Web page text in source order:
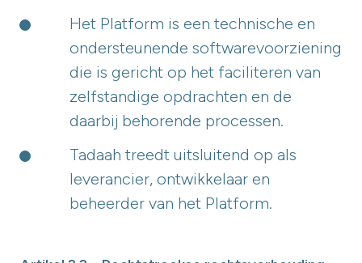
Het Platform is een technische en
ondersteunende softwarevoorziening
die is gericht op het faciliteren van
zelfstandige opdrachten en de
daarbij behorende processen.
Tadaah treedt uitsluitend op als
leverancier, ontwikkelaar en
beheerder van het Platform.